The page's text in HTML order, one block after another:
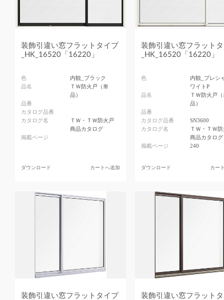
装飾引違い窓フラットタイプ
_HK_16520「16220」
色
内観_ブラック
品名
ＴＷ防火戸（単
品）
品番
カタログ品番
カタログ名
ＴＷ・ＴＷ防火戸
商品カタログ
掲載ページ
ダウンロード カートへ追加
装飾引違い窓フラット
_HK_16520「16220」
色
内観_プレシ
ワイトP
品名
ＴＷ防火戸
品）
品番
カタログ品番
SN3600
カタログ名
ＴＷ・ＴＷ
商品カタログ
掲載ページ
240
ダウンロード カー
装飾引違い窓フラットタイプ
装飾引違い窓フラット